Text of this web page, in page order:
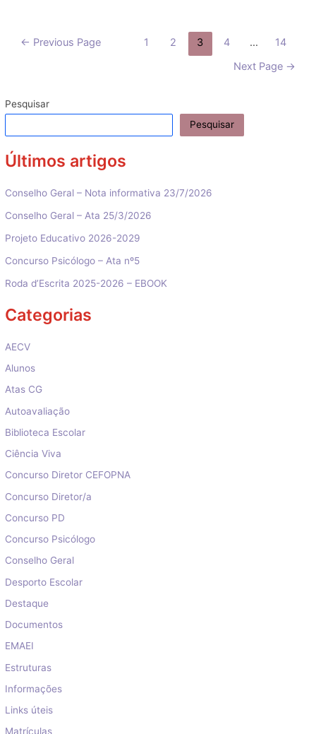
da
Paginação
← Previous Page 1 2 3 4 …
14
Next Page →
Pesquisar
Pesquisar
Últimos artigos
Conselho Geral – Nota informativa 23/7/2026
Conselho Geral – Ata 25/3/2026
Projeto Educativo 2026-2029
Concurso Psicólogo – Ata nº5
Roda d’Escrita 2025-2026 – EBOOK
Categorias
AECV
Alunos
Atas CG
Autoavaliação
Biblioteca Escolar
Ciência Viva
Concurso Diretor CEFOPNA
Concurso Diretor/a
Concurso PD
Concurso Psicólogo
Conselho Geral
Desporto Escolar
Destaque
Documentos
EMAEI
Estruturas
Informações
Links úteis
Matrículas